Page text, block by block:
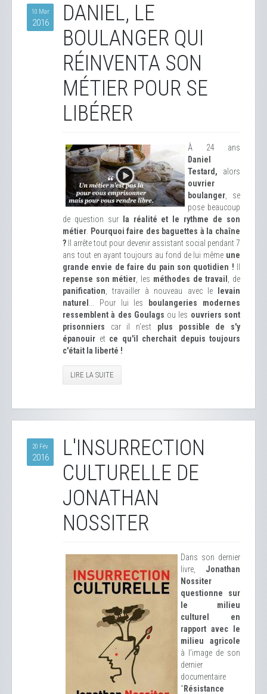
10 Mar
2016
DANIEL, LE
BOULANGER QUI
RÉINVENTA SON
MÉTIER POUR SE
LIBÉRER
À 24 ans
Daniel
Testard, alors
ouvrier
boulanger , se
pose beaucoup
de question sur
la réalité et le rythme de son
métier
Pourquoi faire des baguettes à la chaîne
? Il arrête tout pour devenir assistant social pendant 7
ans tout en ayant toujours au fond de lui même une
grande envie de faire du pain son quotidien !
repense son métier , les méthodes de travail
, de
panification , travailler à nouveau avec le
levain
naturel
... Pour lui les
boulangeries modernes
ressemblent à des Goulags ou les ouvriers sont
prisonniers car il n'est plus possible de s'y
épanouir et ce qu'il cherchait depuis toujours
c'était la liberté !
LIRE LA SUITE
20 Fév
2016
L'INSURRECTION
CULTURELLE DE
JONATHAN
NOSSITER
Dans son dernier
livre, Jonathan
Nossiter
questionne sur
le milieu
culturel en
rapport avec le
milieu agricole
à l'image de son
dernier
documentaire
" Résistance